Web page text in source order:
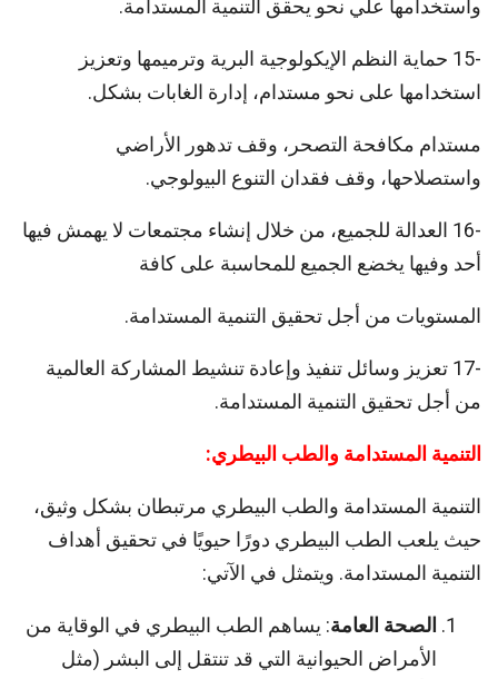
واستخدامها علي نحو يحقق التنمية المستدامة.
-15 حماية النظم الإيكولوجية البرية وترميمها وتعزيز
استخدامها على نحو مستدام، إدارة الغابات بشكل.
مستدام مكافحة التصحر، وقف تدهور الأراضي
واستصلاحها، وقف فقدان التنوع البيولوجي.
-16 العدالة للجميع، من خلال إنشاء مجتمعات لا يهمش فيها
أحد وفيها يخضع الجميع للمحاسبة على كافة
المستويات من أجل تحقيق التنمية المستدامة.
-17 تعزيز وسائل تنفيذ وإعادة تنشيط المشاركة العالمية
من أجل تحقيق التنمية المستدامة.
التنمية المستدامة والطب البيطري:
التنمية المستدامة والطب البيطري مرتبطان بشكل وثيق،
حيث يلعب الطب البيطري دورًا حيويًا في تحقيق أهداف
التنمية المستدامة. ويتمثل في الآتي:
الصحة العامة: يساهم الطب البيطري في الوقاية من
الأمراض الحيوانية التي قد تنتقل إلى البشر (مثل